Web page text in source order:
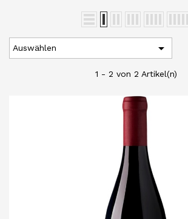
Auswählen 
1 - 2 von 2 Artikel(n)